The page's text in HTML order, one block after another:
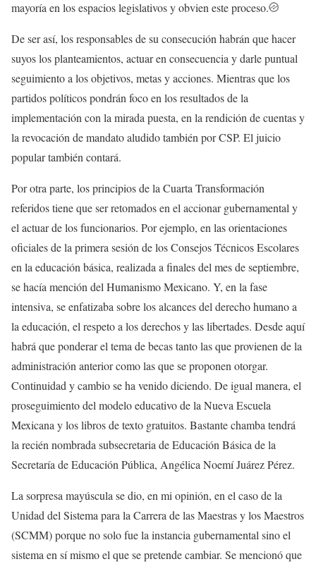
mayoría en los espacios legislativos y obvien este proceso.
De ser así, los responsables de su consecución habrán que hacer
suyos los planteamientos, actuar en consecuencia y darle puntual
seguimiento a los objetivos, metas y acciones. Mientras que los
partidos políticos pondrán foco en los resultados de la
implementación con la mirada puesta, en la rendición de cuentas y
la revocación de mandato aludido también por CSP. El juicio
popular también contará.
Por otra parte, los principios de la Cuarta Transformación
referidos tiene que ser retomados en el accionar gubernamental y
el actuar de los funcionarios. Por ejemplo, en las orientaciones
oficiales de la primera sesión de los Consejos Técnicos Escolares
en la educación básica, realizada a finales del mes de septiembre,
se hacía mención del Humanismo Mexicano. Y, en la fase
intensiva, se enfatizaba sobre los alcances del derecho humano a
la educación, el respeto a los derechos y las libertades. Desde aquí
habrá que ponderar el tema de becas tanto las que provienen de la
administración anterior como las que se proponen otorgar.
Continuidad y cambio se ha venido diciendo. De igual manera, el
proseguimiento del modelo educativo de la Nueva Escuela
Mexicana y los libros de texto gratuitos. Bastante chamba tendrá
la recién nombrada subsecretaria de Educación Básica de la
Secretaría de Educación Pública, Angélica Noemí Juárez Pérez.
La sorpresa mayúscula se dio, en mi opinión, en el caso de la
Unidad del Sistema para la Carrera de las Maestras y los Maestros
(SCMM) porque no solo fue la instancia gubernamental sino el
sistema en sí mismo el que se pretende cambiar. Se mencionó que